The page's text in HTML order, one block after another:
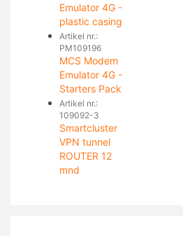
Emulator 4G -
plastic casing
Artikel nr.:
PM109196
MCS Modem
Emulator 4G -
Starters Pack
Artikel nr.:
109092-3
Smartcluster
VPN tunnel
ROUTER 12
mnd